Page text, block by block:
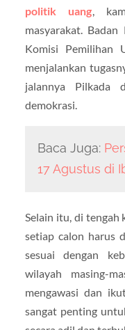
politik uang,
masyarakat. Badan
Komisi Pemilihan
menjalankan
jalannya Pilkada
demokrasi.
Baca Juga:
17 Agustus di
Selain itu, di tengah
setiap calon harus
sesuai dengan
wilayah masing-
mengawasi dan
sangat penting